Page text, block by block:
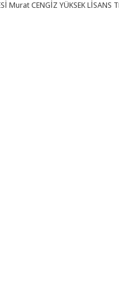
Murat CENGİZ YÜKSEK LİSANS